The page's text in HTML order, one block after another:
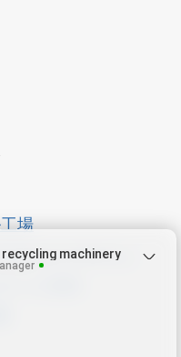
場
イジングライン
ック造粒
machinery